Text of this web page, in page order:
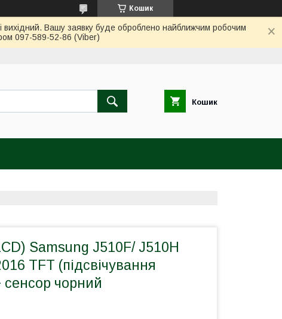
Кошик
вихідний. Вашу заявку буде оброблено найближчим робочим
097-589-52-86 (Viber)
Кошик
Samsung J510F/ J510H
TFT (підсвічування
сенсор чорний